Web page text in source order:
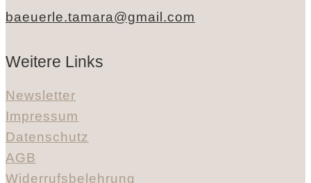
baeuerle.tamara@gmail.com
Weitere Links
Newsletter
Impressum
Datenschutz
AGB
Widerrufsbelehrung